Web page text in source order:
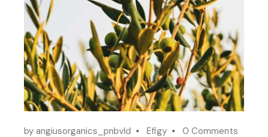
by angiusorganics_pnbvld Efigy 0 Comments